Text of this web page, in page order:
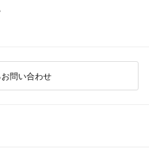
問い合わせ